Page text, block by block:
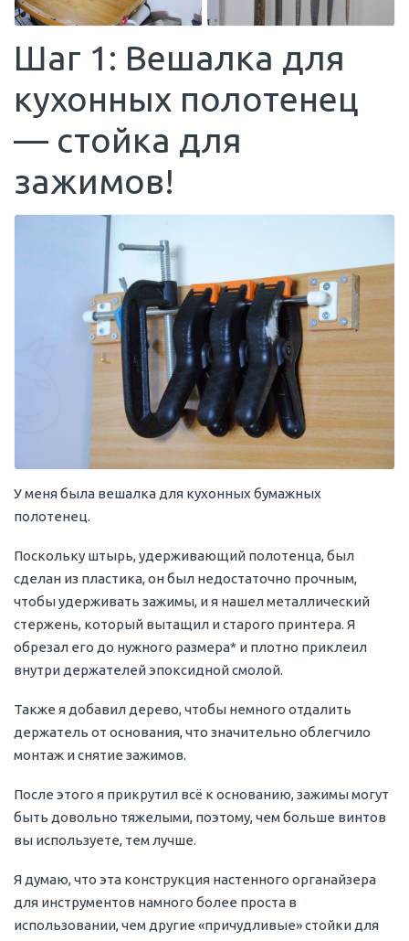
Шаг 1: Вешалка для
кухонных полотенец
— стойка для
зажимов!
У меня была вешалка для кухонных бумажных
полотенец.
Поскольку штырь, удерживающий полотенца, был
сделан из пластика, он был недостаточно прочным,
чтобы удерживать зажимы, и я нашел металлический
стержень, который вытащил и старого принтера. Я
обрезал его до нужного размера* и плотно приклеил
внутри держателей эпоксидной смолой.
Также я добавил дерево, чтобы немного отдалить
держатель от основания, что значительно облегчило
монтаж и снятие зажимов.
После этого я прикрутил всё к основанию, зажимы могут
быть довольно тяжелыми, поэтому, чем больше винтов
вы используете, тем лучше.
Я думаю, что эта конструкция настенного органайзера
для инструментов намного более проста в
использовании, чем другие «причудливые» стойки для